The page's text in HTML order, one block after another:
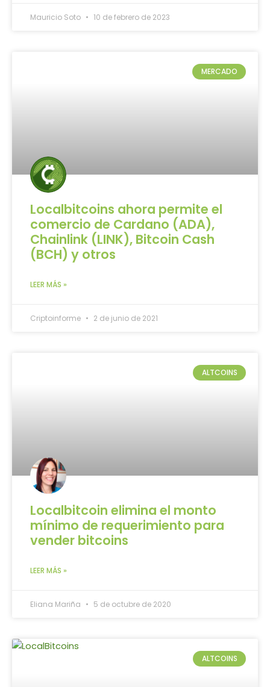
Mauricio Soto 10 de febrero de 2023
MERCADO
Localbitcoins ahora permite el
comercio de Cardano (ADA),
Chainlink (LINK), Bitcoin Cash
(BCH) y otros
LEER MÁS »
Criptoinforme 2 de junio de 2021
ALTCOINS
Localbitcoin elimina el monto
mínimo de requerimiento para
vender bitcoins
LEER MÁS »
Eliana Mariña 5 de octubre de 2020
ALTCOINS